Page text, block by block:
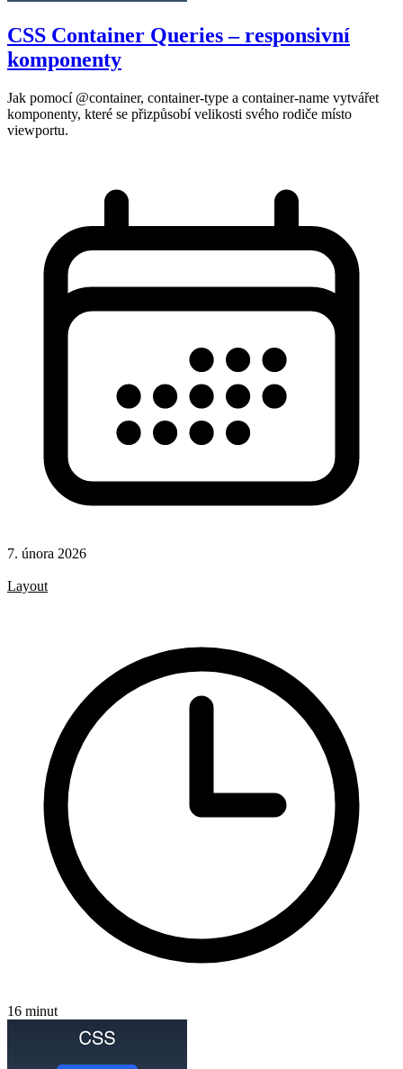
CSS Container Queries – responsivní
komponenty
Jak pomocí @container, container-type a container-name vytvářet
komponenty, které se přizpůsobí velikosti svého rodiče místo
viewportu.
7. února 2026
Layout
16 minut